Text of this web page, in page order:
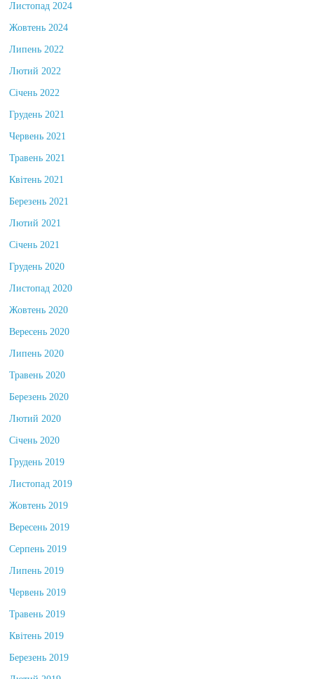
Листопад 2024
Жовтень 2024
Липень 2022
Лютий 2022
Січень 2022
Грудень 2021
Червень 2021
Травень 2021
Квітень 2021
Березень 2021
Лютий 2021
Січень 2021
Грудень 2020
Листопад 2020
Жовтень 2020
Вересень 2020
Липень 2020
Травень 2020
Березень 2020
Лютий 2020
Січень 2020
Грудень 2019
Листопад 2019
Жовтень 2019
Вересень 2019
Серпень 2019
Липень 2019
Червень 2019
Травень 2019
Квітень 2019
Березень 2019